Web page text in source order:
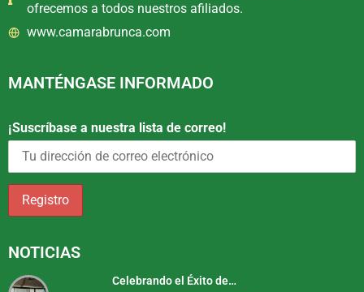
ofrecemos a todos nuestros afiliados.
www.camarabrunca.com
MANTÉNGASE INFORMADO
¡Suscríbase a nuestra lista de correo!
NOTICIAS
Celebrando el Éxito de…